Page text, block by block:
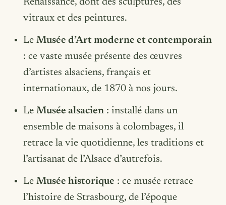
vitraux et des peintures.
Le Musée d’Art moderne et contemporain
: ce vaste musée présente des œuvres
d’artistes alsaciens, français et
internationaux, de 1870 à nos jours.
Le Musée alsacien : installé dans un
ensemble de maisons à colombages, il
retrace la vie quotidienne, les traditions et
l’artisanat de l’Alsace d’autrefois.
Le Musée historique : ce musée retrace
l’histoire de Strasbourg, de l’époque